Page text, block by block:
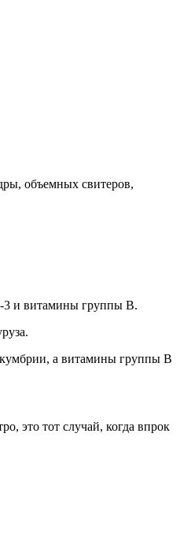
объемных свитеров,
3 и витамины группы В.
а витамины группы В
это тот случай, когда впрок